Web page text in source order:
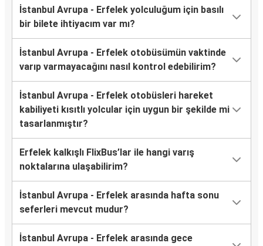
İstanbul Avrupa - Erfelek yolculuğum için basılı
bir bilete ihtiyacım var mı?
İstanbul Avrupa - Erfelek otobüsümün vaktinde
varıp varmayacağını nasıl kontrol edebilirim?
İstanbul Avrupa - Erfelek otobüsleri hareket
kabiliyeti kısıtlı yolcular için uygun bir şekilde mi
tasarlanmıştır?
Erfelek kalkışlı FlixBus’lar ile hangi varış
noktalarına ulaşabilirim?
İstanbul Avrupa - Erfelek arasında hafta sonu
seferleri mevcut mudur?
İstanbul Avrupa - Erfelek arasında gece